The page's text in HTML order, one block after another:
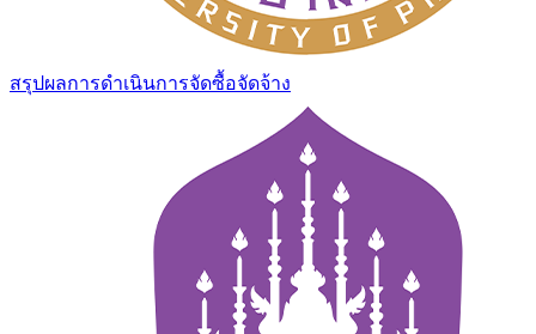
สรุปผลการดำเนินการจัดซื้อจัดจ้าง